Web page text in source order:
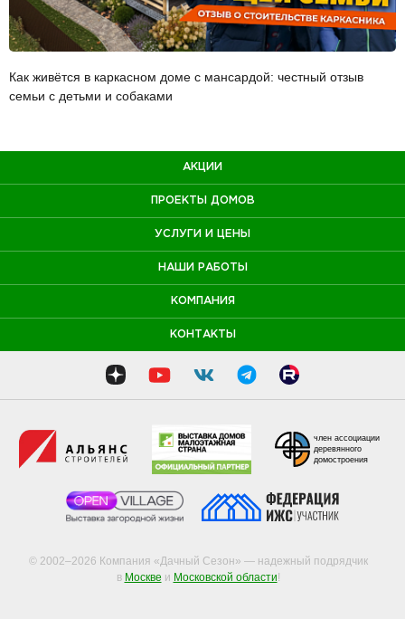
Как живётся в каркасном доме с мансардой: честный отзыв
семьи с детьми и собаками
АКЦИИ
ПРОЕКТЫ ДОМОВ
УСЛУГИ И ЦЕНЫ
НАШИ РАБОТЫ
КОМПАНИЯ
КОНТАКТЫ
© 2002–2026 Компания «Дачный Сезон» — надежный подрядчик
в Москве и Московской области!
член ассоциации
деревянного
домостроения